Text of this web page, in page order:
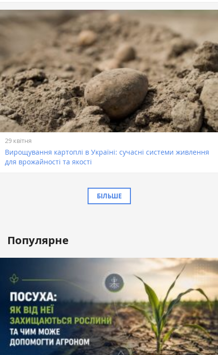
29 квітня
Вирощування картоплі в Україні: сучасні системи живлення
для врожайності та якості
БІЛЬШЕ
Популярне